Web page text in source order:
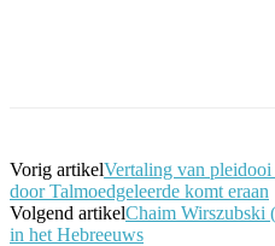
Vorig artikelVertaling van pleidooi
door Talmoedgeleerde komt eraan
Volgend artikelChaim Wirszubski
in het Hebreeuws